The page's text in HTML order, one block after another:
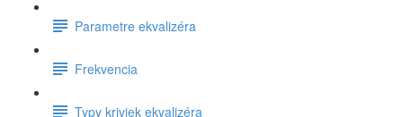
Parametre ekvalizéra
Frekvencia
Typy kriviek ekvalizéra